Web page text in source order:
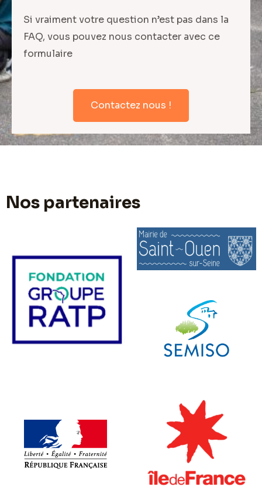
Si vraiment votre question n’est pas dans la
FAQ, vous pouvez nous contacter avec ce
formulaire
Contactez nous !
Nos partenaires